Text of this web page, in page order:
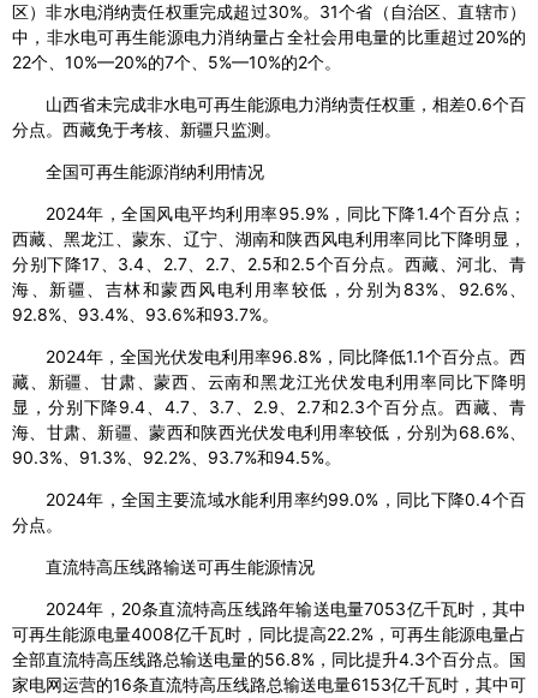
区）非水电消纳责任权重完成超过30%。31个省（自治区、直辖市）
中，非水电可再生能源电力消纳量占全社会用电量的比重超过20%的
22个、10%—20%的7个、5%—10%的2个。
山西省未完成非水电可再生能源电力消纳责任权重，相差0.6个百
分点。西藏免于考核、新疆只监测。
全国可再生能源消纳利用情况
2024年，全国风电平均利用率95.9%，同比下降1.4个百分点；
西藏、黑龙江、蒙东、辽宁、湖南和陕西风电利用率同比下降明显，
分别下降17、3.4、2.7、2.7、2.5和2.5个百分点。西藏、河北、青
海、新疆、吉林和蒙西风电利用率较低，分别为83%、92.6%、
92.8%、93.4%、93.6%和93.7%。
2024年，全国光伏发电利用率96.8%，同比降低1.1个百分点。西
藏、新疆、甘肃、蒙西、云南和黑龙江光伏发电利用率同比下降明
显，分别下降9.4、4.7、3.7、2.9、2.7和2.3个百分点。西藏、青
海、甘肃、新疆、蒙西和陕西光伏发电利用率较低，分别为68.6%、
90.3%、91.3%、92.2%、93.7%和94.5%。
2024年，全国主要流域水能利用率约99.0%，同比下降0.4个百
分点。
直流特高压线路输送可再生能源情况
2024年，20条直流特高压线路年输送电量7053亿千瓦时，其中
可再生能源电量4008亿千瓦时，同比提高22.2%，可再生能源电量占
全部直流特高压线路总输送电量的56.8%，同比提升4.3个百分点。国
家电网运营的16条直流特高压线路总输送电量6153亿千瓦时，其中可